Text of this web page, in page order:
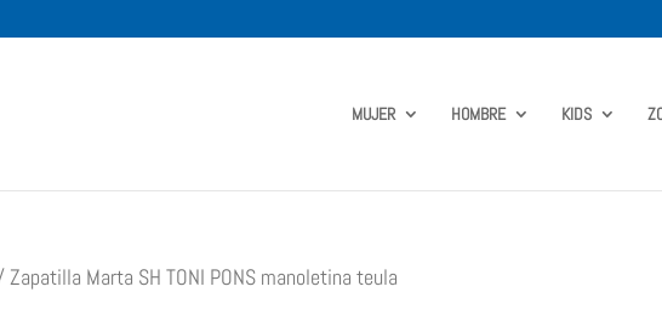
MUJER HOMBRE KIDS
Marta SH TONI PONS manoletina teula